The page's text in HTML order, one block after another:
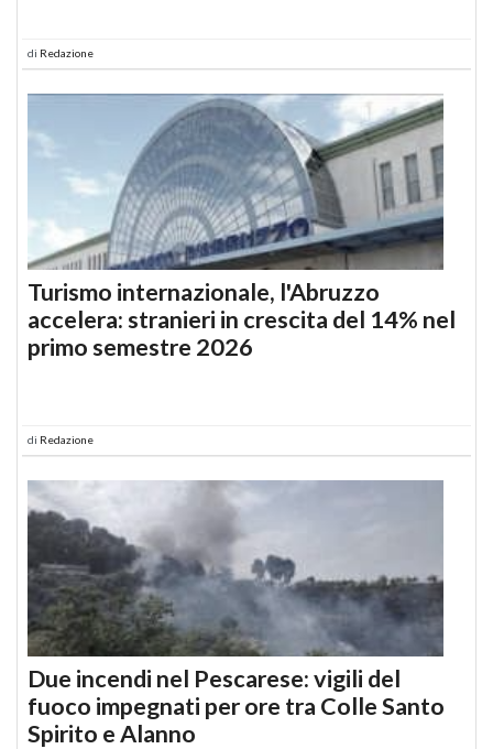
di Redazione
Turismo internazionale, l'Abruzzo
accelera: stranieri in crescita del 14% nel
primo semestre 2026
di Redazione
Due incendi nel Pescarese: vigili del
fuoco impegnati per ore tra Colle Santo
Spirito e Alanno